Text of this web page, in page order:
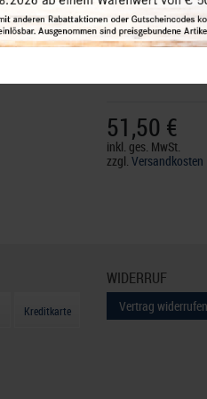
Verantwortlich:
72355 Schömberg,
51,50 €
inkl. ges. MwSt.
zzgl. Versandkosten
Kreditkarte
WIDERRUF
Vertrag widerrufen